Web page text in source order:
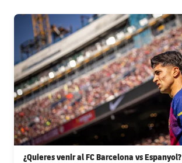
Ciutat Esportiva
La Masia
Servicios
Servicios Médicos
Accesibilidad
plusicon
más
Acreditaciones
Instalaciones
SUB9 B
SUB8 A
SUB8 B
Palmarés
Clasificaciones
Jugadores
Fotos
Historia
Palmarés
Clasificaciones
Jugadores
Fotos
Cadete A
Cadete B
Infantil A
Infantil B
Actualidad
Calendario
Entradas
Resultados
Clasificaciones
Barça Atlètic
plusicon
más
Actualidad
Calendario
Resultados
Jugadores
Base
plusicon
más
Actualidad
Juvenil
Cadete
Campus Verano
PLUSICON
MÁS
Primer equipo
plusicon
más
FC Barcelona club badge
¿Quieres venir al FC Barcelona vs Espanyol?